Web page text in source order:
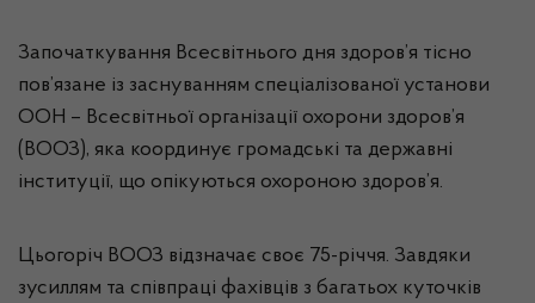
Започаткування Всесвітнього дня здоров’я тісно
пов’язане із заснуванням спеціалізованої установи
ООН – Всесвітньої організації охорони здоров’я
(ВООЗ), яка координує громадські та державні
інституції, що опікуються охороною здоров’я.
Цьогоріч ВООЗ відзначає своє 75-річчя. Завдяки
зусиллям та співпраці фахівців з багатьох куточків